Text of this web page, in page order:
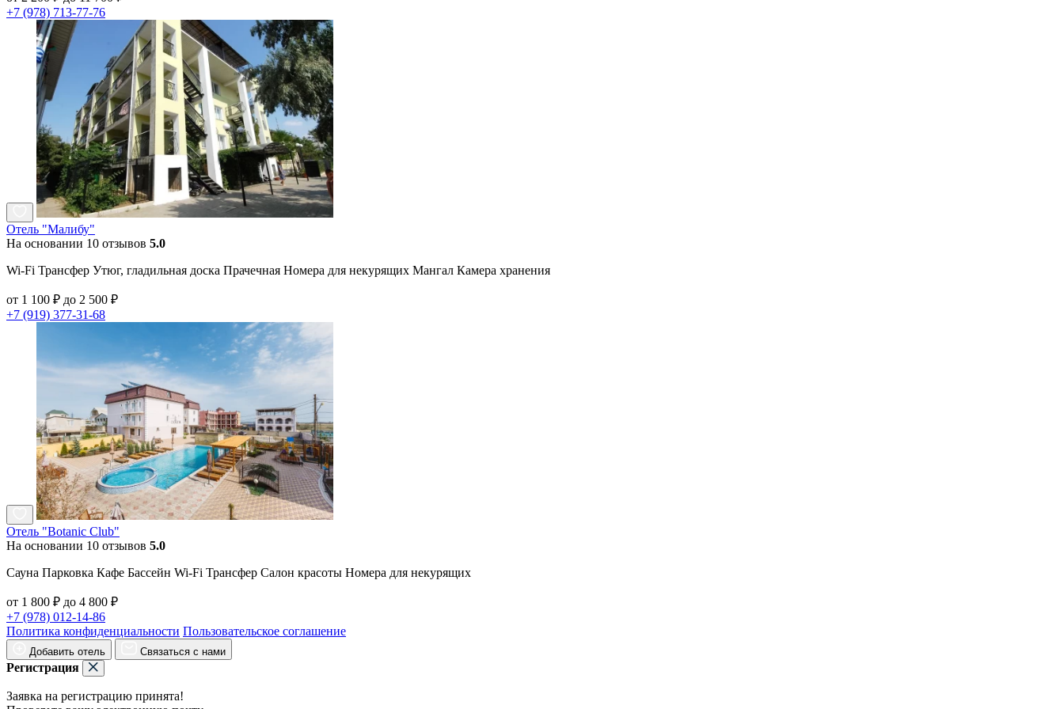
+7 (978) 713-77-76
Отель "Малибу"
На основании 10 отзывов 5.0
Wi-Fi Трансфер Утюг, гладильная доска Прачечная Номера для некурящих Мангал Камера хранения
от 1 100 ₽ до 2 500 ₽
+7 (919) 377-31-68
Отель "Botanic Club"
На основании 10 отзывов 5.0
Сауна Парковка Кафе Бассейн Wi-Fi Трансфер Салон красоты Номера для некурящих
от 1 800 ₽ до 4 800 ₽
+7 (978) 012-14-86
Политика конфиденциальности Пользовательское соглашение
Добавить отель Связаться с нами
Регистрация
Заявка на регистрацию принята!